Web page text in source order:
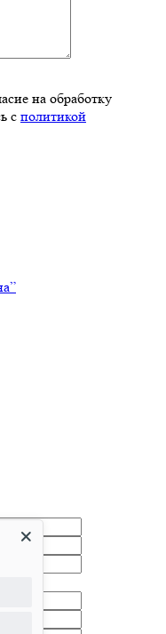
на обработку
с политикой